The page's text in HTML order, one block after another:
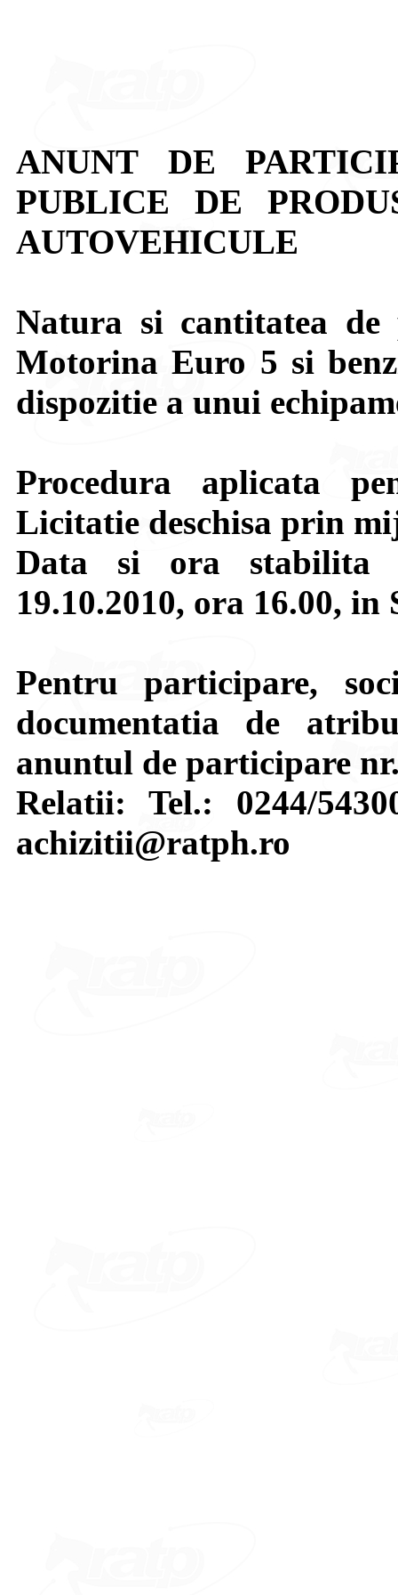
ANUNT DE
PUBLICE DE
AUTOVEHICULE
Natura si cantitatea de
Motorina Euro 5 si
dispozitie a unui
Procedura aplicata
Licitatie deschisa prin
Data si ora stabilita
19.10.2010, ora 16.00, in
Pentru participare,
documentatia de
anuntul de participare
Relatii: Tel.: 0244/
achizitii@ratph.ro